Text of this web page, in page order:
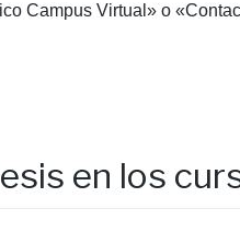
Campus Virtual» o
en los